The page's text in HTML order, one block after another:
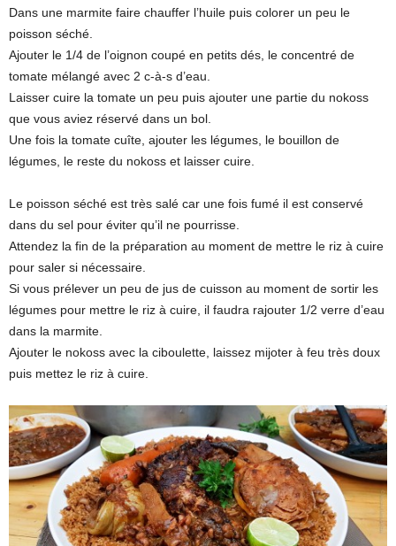
Dans une marmite faire chauffer l’huile puis colorer un peu le
poisson séché.
Ajouter le 1/4 de l’oignon coupé en petits dés, le concentré de
tomate mélangé avec 2 c-à-s d’eau.
Laisser cuire la tomate un peu puis ajouter une partie du nokoss
que vous aviez réservé dans un bol.
Une fois la tomate cuîte, ajouter les légumes, le bouillon de
légumes, le reste du nokoss et laisser cuire.
Le poisson séché est très salé car une fois fumé il est conservé
dans du sel pour éviter qu’il ne pourrisse.
Attendez la fin de la préparation au moment de mettre le riz à cuire
pour saler si nécessaire.
Si vous prélever un peu de jus de cuisson au moment de sortir les
légumes pour mettre le riz à cuire, il faudra rajouter 1/2 verre d’eau
dans la marmite.
Ajouter le nokoss avec la ciboulette, laissez mijoter à feu très doux
puis mettez le riz à cuire.